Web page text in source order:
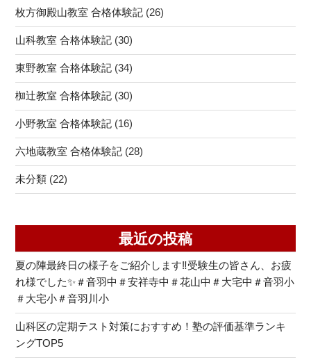
枚方御殿山教室 合格体験記 (26)
山科教室 合格体験記 (30)
東野教室 合格体験記 (34)
椥辻教室 合格体験記 (30)
小野教室 合格体験記 (16)
六地蔵教室 合格体験記 (28)
未分類 (22)
最近の投稿
夏の陣最終日の様子をご紹介します‼受験生の皆さん、お疲
れ様でした✨＃音羽中＃安祥寺中＃花山中＃大宅中＃音羽小
＃大宅小＃音羽川小
山科区の定期テスト対策におすすめ！塾の評価基準ランキ
ングTOP5